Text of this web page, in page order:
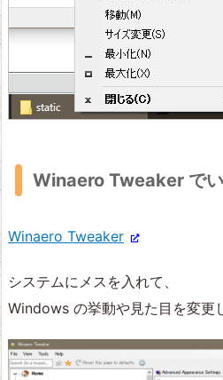
Winaero Tweaker で
Winaero Tweaker
システムにメスを入れて、
Windows の挙動や見た目を変更